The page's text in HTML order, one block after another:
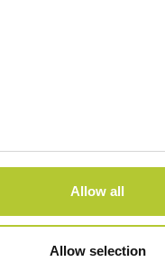
Allow all
Allow selection